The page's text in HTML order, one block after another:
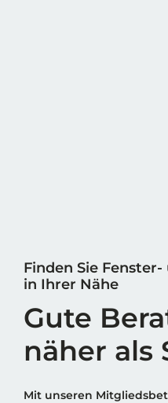
Finden Sie
in Ihrer Nähe
Gute
näher als
Mit unseren